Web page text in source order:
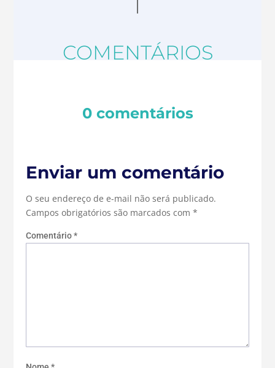
COMENTÁRIOS
0 comentários
Enviar um comentário
O seu endereço de e-mail não será publicado.
Campos obrigatórios são marcados com*
Comentário*